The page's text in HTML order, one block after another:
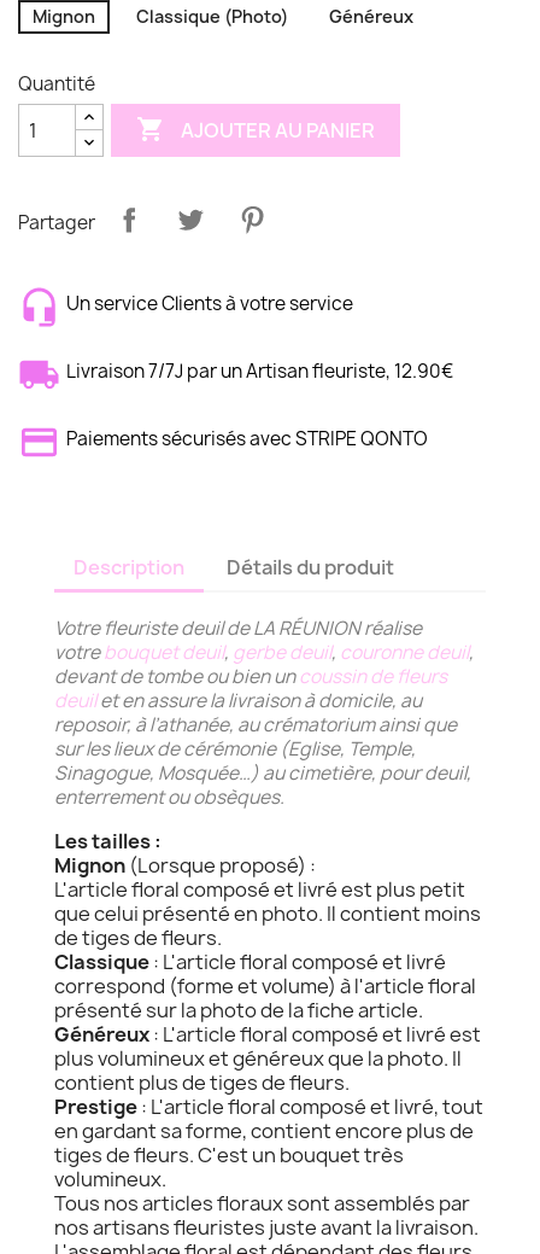
Mignon Classique (Photo) Généreux
Quantité
 AJOUTER AU PANIER
Partager
Un service Clients à votre service
Livraison 7/7J par un Artisan fleuriste, 12.90€
Paiements sécurisés avec STRIPE QONTO
Description Détails du produit
Votre fleuriste deuil de LA RÉUNION réalise
votrebouquet deuil, gerbe deuil, couronne deuil,
devant de tombe ou bien uncoussin de fleurs
deuilet en assure la livraison à domicile, au
reposoir, à l’athanée, au crématorium ainsi que
sur les lieux de cérémonie (Eglise, Temple,
Sinagogue, Mosquée…) au cimetière, pour deuil,
enterrement ou obsèques.
Les tailles :
Mignon (Lorsque proposé) :
L'article floral composé et livré est plus petit
que celui présenté en photo. Il contient moins
de tiges de fleurs.
Classique: L'article floral composé et livré
correspond (forme et volume) à l'article floral
présenté sur la photo de la fiche article.
Généreux: L'article floral composé et livré est
plus volumineux et généreux que la photo. Il
contient plus de tiges de fleurs.
Prestige: L'article floral composé et livré, tout
en gardant sa forme, contient encore plus de
tiges de fleurs. C'est un bouquet très
volumineux.
Tous nos articles floraux sont assemblés par
nos artisans fleuristes juste avant la livraison.